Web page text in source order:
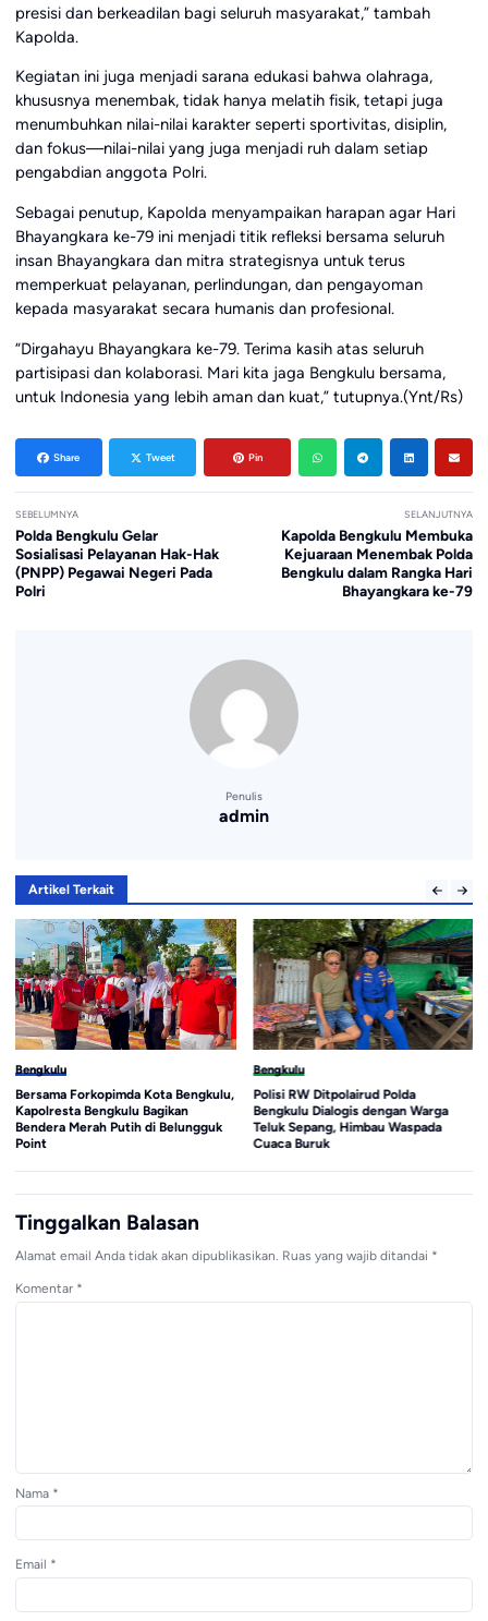
presisi dan berkeadilan bagi seluruh masyarakat,” tambah
Kapolda.
Kegiatan ini juga menjadi sarana edukasi bahwa olahraga,
khususnya menembak, tidak hanya melatih fisik, tetapi juga
menumbuhkan nilai-nilai karakter seperti sportivitas, disiplin,
dan fokus—nilai-nilai yang juga menjadi ruh dalam setiap
pengabdian anggota Polri.
Sebagai penutup, Kapolda menyampaikan harapan agar Hari
Bhayangkara ke-79 ini menjadi titik refleksi bersama seluruh
insan Bhayangkara dan mitra strategisnya untuk terus
memperkuat pelayanan, perlindungan, dan pengayoman
kepada masyarakat secara humanis dan profesional.
“Dirgahayu Bhayangkara ke-79. Terima kasih atas seluruh
partisipasi dan kolaborasi. Mari kita jaga Bengkulu bersama,
untuk Indonesia yang lebih aman dan kuat,” tutupnya.(Ynt/Rs)
Share Tweet Pin
SEBELUMNYA
Polda Bengkulu Gelar
Sosialisasi Pelayanan Hak-Hak
(PNPP) Pegawai Negeri Pada
Polri
SELANJUTNYA
Kapolda Bengkulu Membuka
Kejuaraan Menembak Polda
Bengkulu dalam Rangka Hari
Bhayangkara ke-79
Penulis
admin
Artikel Terkait
Bengkulu
Bersama Forkopimda Kota Bengkulu,
Kapolresta Bengkulu Bagikan
Bendera Merah Putih di Belungguk
Point
Bengkulu
Polisi RW Ditpolairud Polda
Bengkulu Dialogis dengan Warga
Teluk Sepang, Himbau Waspada
Cuaca Buruk
Tinggalkan Balasan
Alamat email Anda tidak akan dipublikasikan. Ruas yang wajib ditandai *
Komentar *
Nama *
Email *